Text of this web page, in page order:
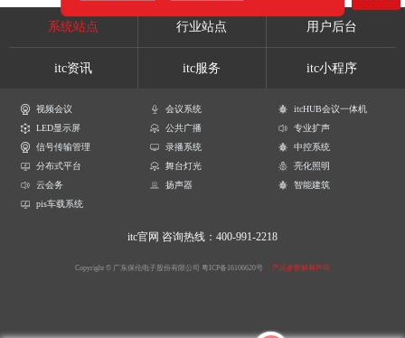
系统站点 行业站点 用户后台
itc资讯 itc服务 itc小程序
视频会议 会议系统
itcHUB会议一体机
LED显示屏
公共广播
专业扩声
信号传输管理
录播系统
中控系统
分布式平台
舞台灯光
亮化照明
云会务
扬声器
智能建筑
pis车载系统
itc官网 咨询热线：400-991-2218
Copyright © 广东保伦电子股份有限公司 粤ICP备16106620号 产品参数解释声明